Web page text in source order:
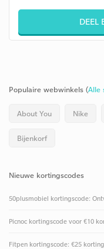
DEEL
Populaire webwinkels (Alle
About You Nike
Bijenkorf
Nieuwe kortingscodes
50plusmobiel kortingscode:
Picnoc kortingscode voor €10
Fitpen kortingscode: €25